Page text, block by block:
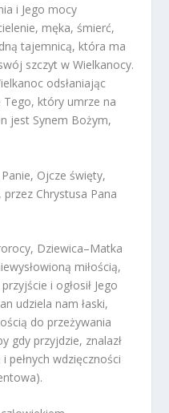
i Jego mocy
męka, śmierć,
tajemnicą, która ma
szczyt w Wielkanocy.
odsłaniając
który umrze na
jest Synem Bożym,
Ojcze święty,
Chrystusa Pana
Dziewica–Matka
miłością,
i ogłosił Jego
udziela nam łaski,
do przeżywania
gdy przyjdzie, znalazł
pełnych wdzięczności